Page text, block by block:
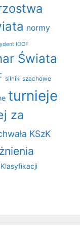
normy
ICCF
Świata
silniki szachowe
turnieje
za
KSzK
Klasyfikacji